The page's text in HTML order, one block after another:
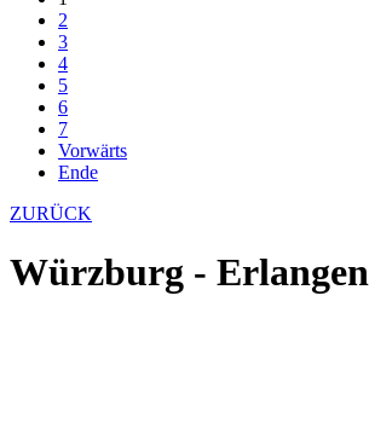
2
3
4
5
6
7
Vorwärts
Ende
ZURÜCK
Würzburg - Erlangen